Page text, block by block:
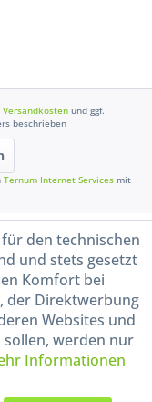
Versandkosten und ggf.
beschrieben
Ternum Internet Services mit
den technischen
und stets gesetzt
Komfort bei
der Direktwerbung
Websites und
werden nur
Informationen